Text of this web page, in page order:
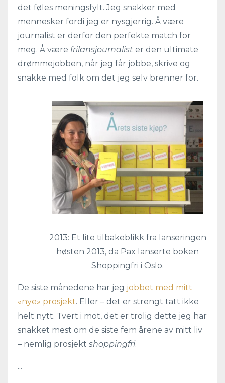
det føles meningsfylt. Jeg snakker med
mennesker fordi jeg er nysgjerrig. Å være
journalist er derfor den perfekte match for
meg. Å være frilansjournalist er den ultimate
drømmejobben, når jeg får jobbe, skrive og
snakke med folk om det jeg selv brenner for.
2013: Et lite tilbakeblikk fra lanseringen
høsten 2013, da Pax lanserte boken
Shoppingfri i Oslo.
De siste månedene har jeg jobbet med mitt
«nye» prosjekt. Eller – det er strengt tatt ikke
helt nytt. Tvert i mot, det er trolig dette jeg har
snakket mest om de siste fem årene av mitt liv
– nemlig prosjekt shoppingfri.
...